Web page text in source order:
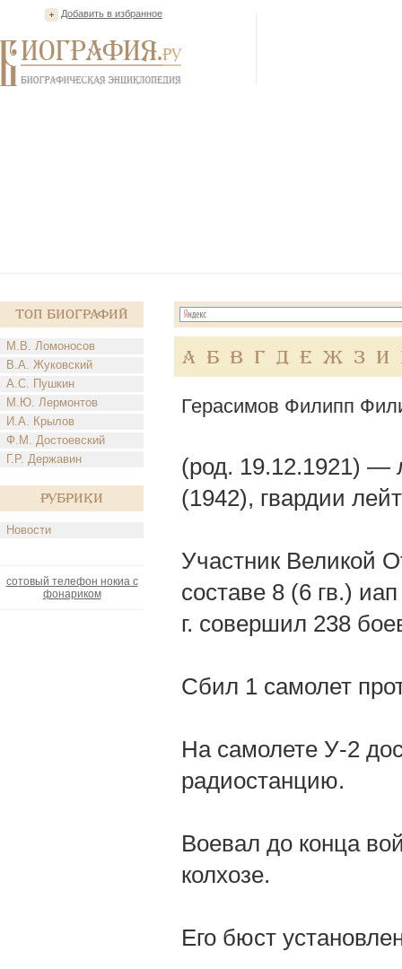
Добавить в избранное
Топ Биографий
М.В. Ломоносов
В.А. Жуковский
А.С. Пушкин
М.Ю. Лермонтов
И.А. Крылов
Ф.М. Достоевский
Г.Р. Державин
Рубрики
Новости
сотовый телефон нокиа с
фонариком
А Б В Г Д Е Ж З И
Герасимов Филипп
(род. 19.12.1921) —
(1942), гвардии
Участник Великой
составе 8 (6 гв.)
г. совершил 238
Сбил 1 самолет
На самолете У-2
радиостанцию.
Воевал до конца
колхозе.
Его бюст